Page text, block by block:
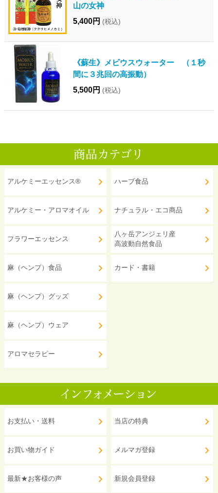
山の女神
5,400円 (税込)
《蘇生》メビウスウォーター （１秒
間に３兆回の高振動）
5,500円 (税込)
アルケミーエッセンス®
アルケミー・アロマオイル
フラワーエッセンス
麻（ヘンプ）食品
麻（ヘンプ）グッズ
麻（ヘンプ）ウェア
アロマセラピー
ハーブ食品
ナチュラル・エコ商品
八ヶ岳アンジェリ産
高波動自然食品
カード・書籍
お支払い・送料
お買い物ガイド
最新★お客様の声
当店の特典
メルマガ登録
新規会員登録